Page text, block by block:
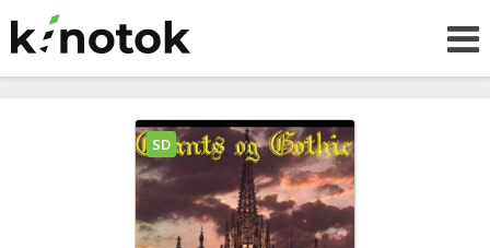
SD